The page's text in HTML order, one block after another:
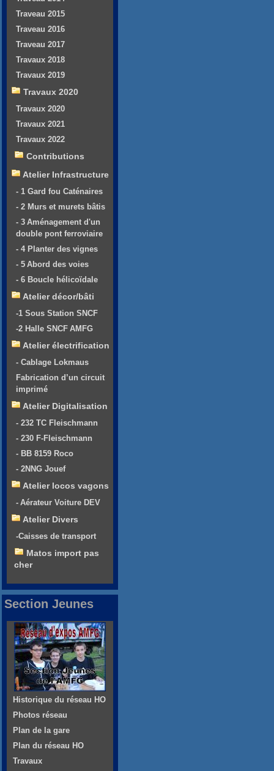
Traveau 2015
Traveau 2016
Traveau 2017
Travaux 2018
Travaux 2019
Travaux 2020
Travaux 2020
Travaux 2021
Travaux 2022
Contributions
Atelier Infrastructure
- 1 Gard fou Caténaires
- 2 Murs et murets bâtis
- 3 Aménagement d'un
double pont ferroviaire
- 4 Planter des vignes
- 5 Abord des voies
- 6 Boucle hélicoïdale
Atelier décor/bâti
-1 Sous Station SNCF
-2 Halle SNCF AMFG
Atelier électrification
- Cablage Lokmaus
Fabrication d’un circuit
imprimé
Atelier Digitalisation
- 232 TC Fleischmann
- 230 F-Fleischmann
- BB 8159 Roco
- 2NNG Jouef
Atelier locos vagons
- Aérateur Voiture DEV
Atelier Divers
-Caisses de transport
Matos import pas
cher
Section Jeunes
Historique du réseau HO
Photos réseau
Plan de la gare
Plan du réseau HO
Travaux